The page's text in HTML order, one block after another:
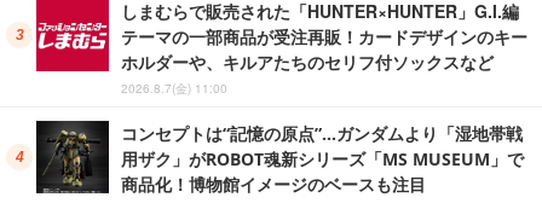
しまむらで販売された「HUNTER×HUNTER」G.I.編
テーマの一部商品が受注再販！カードデザインのキー
ホルダーや、キルアたちのセリフ付ソックスなど
2026.8.7(金) 11:00
コンセプトは“記憶の原点”…ガンダムより「湿地帯戦
用ザク」がROBOT魂新シリーズ「MS MUSEUM」で
商品化！博物館イメージのベースも注目